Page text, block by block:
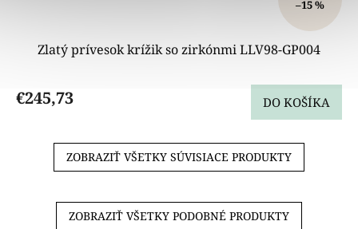
–15 %
Zlatý prívesok krížik so zirkónmi LLV98-GP004
€245,73 DO KOŠÍKA
ZOBRAZIŤ VŠETKY SÚVISIACE PRODUKTY
ZOBRAZIŤ VŠETKY PODOBNÉ PRODUKTY